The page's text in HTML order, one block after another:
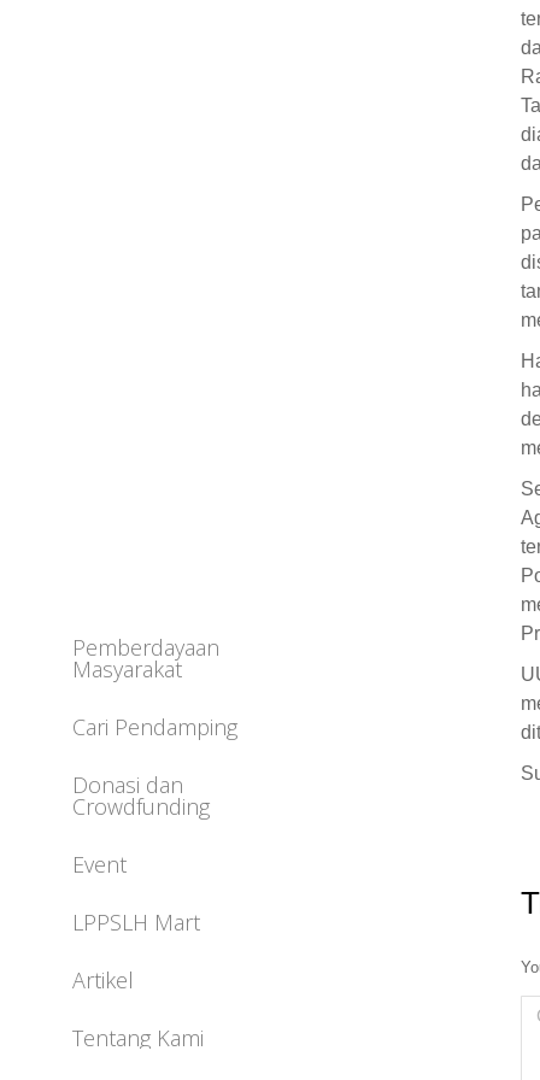
Pemberdayaan
Masyarakat
Cari Pendamping
Donasi dan
Crowdfunding
Event
LPPSLH Mart
Artikel
Tentang Kami